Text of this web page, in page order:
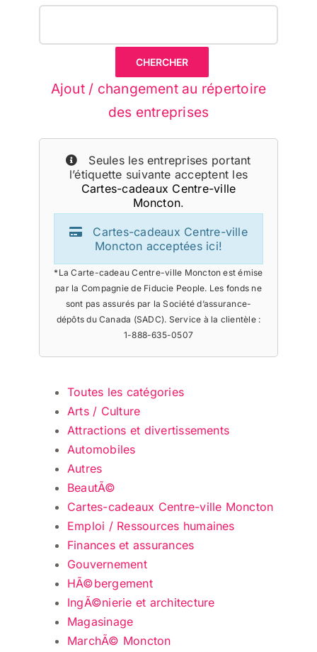
Ajout / changement au répertoire
des entreprises
Seules les entreprises portant
l’étiquette suivante acceptent les
Cartes-cadeaux Centre-ville
Moncton.
Cartes-cadeaux Centre-ville
Moncton acceptées ici!
*La Carte-cadeau Centre-ville Moncton est émise
par la Compagnie de Fiducie People. Les fonds ne
sont pas assurés par la Société d’assurance-
dépôts du Canada (SADC). Service à la clientèle :
1-888-635-0507
Toutes les catégories
Arts / Culture
Attractions et divertissements
Automobiles
Autres
BeautÃ©
Cartes-cadeaux Centre-ville Moncton
Emploi / Ressources humaines
Finances et assurances
Gouvernement
HÃ©bergement
IngÃ©nierie et architecture
Magasinage
MarchÃ© Moncton